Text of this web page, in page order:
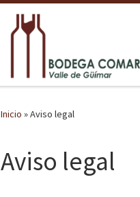
Inicio »Aviso legal
Aviso legal